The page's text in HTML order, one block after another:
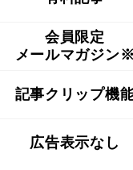
会員限定
メールマガジン※
記事クリップ機
広告表示なし